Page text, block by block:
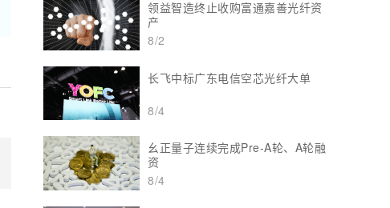
领益智造终止收购富通嘉善光纤资
产
8/2
长飞中标广东电信空芯光纤大单
8/4
幺正量子连续完成Pre-A轮、A轮融
资
8/4